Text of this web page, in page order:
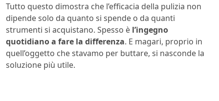
Tutto questo dimostra che l’efficacia della pulizia non
dipende solo da quanto si spende o da quanti
strumenti si acquistano. Spesso è l’ingegno
quotidiano a fare la differenza. E magari, proprio in
quell’oggetto che stavamo per buttare, si nasconde la
soluzione più utile.